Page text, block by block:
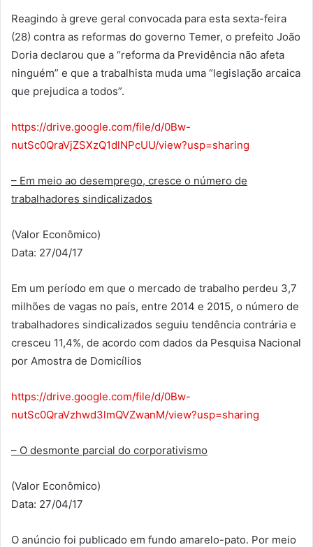
Reagindo à greve geral convocada para esta sexta-feira
(28) contra as reformas do governo Temer, o prefeito João
Doria declarou que a “reforma da Previdência não afeta
ninguém” e que a trabalhista muda uma “legislação arcaica
que prejudica a todos”.
https://drive.google.com/file/d/0Bw-
nutSc0QraVjZSXzQ1dlNPcUU/view?usp=sharing
– Em meio ao desemprego, cresce o número de
trabalhadores sindicalizados
(Valor Econômico)
Data: 27/04/17
Em um período em que o mercado de trabalho perdeu 3,7
milhões de vagas no país, entre 2014 e 2015, o número de
trabalhadores sindicalizados seguiu tendência contrária e
cresceu 11,4%, de acordo com dados da Pesquisa Nacional
por Amostra de Domicílios
https://drive.google.com/file/d/0Bw-
nutSc0QraVzhwd3lmQVZwanM/view?usp=sharing
– O desmonte parcial do corporativismo
(Valor Econômico)
Data: 27/04/17
O anúncio foi publicado em fundo amarelo-pato. Por meio